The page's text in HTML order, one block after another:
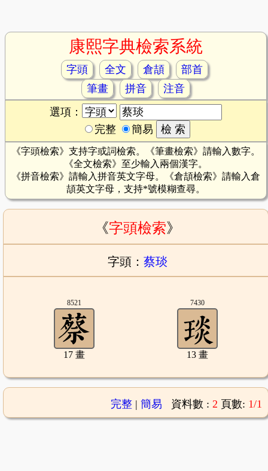
康熙字典檢索系統
字頭 全文 倉頡
部首
筆畫
拼音
注音
選項：
完整
簡易
《字頭檢索》支持字或詞檢索。《筆畫檢索》請輸入數字。
《全文檢索》至少輸入兩個漢字。
《拼音檢索》請輸入拼音英文字母。《倉頡檢索》請輸入倉
頡英文字母，支持*號模糊查尋。
《字頭檢索》
字頭： 蔡琰
8521
17 畫
7430
13 畫
完整| 簡易 資料數 : 2 頁數: 1/1